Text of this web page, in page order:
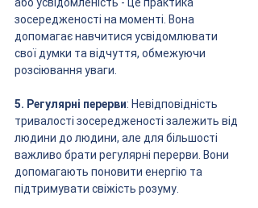
зосередженості на моменті. Вона
допомагає навчитися усвідомлювати
свої думки та відчуття, обмежуючи
розсіювання уваги.
5. Регулярні перерви: Невідповідність
тривалості зосередженості залежить від
людини до людини, але для більшості
важливо брати регулярні перерви. Вони
допомагають поновити енергію та
підтримувати свіжість розуму.